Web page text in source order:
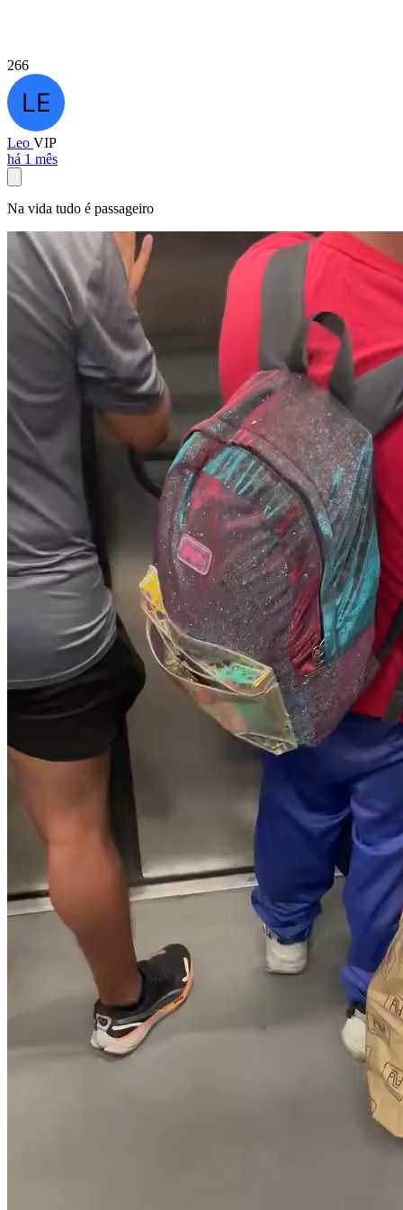
266
Leo VIP
há 1 mês
Na vida tudo é passageiro